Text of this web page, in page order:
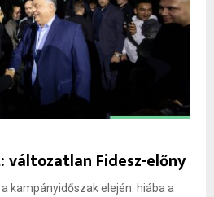
változatlan Fidesz-előny
kampányidőszak elején: hiába a